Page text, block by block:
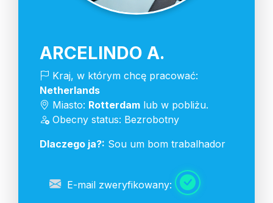
ARCELINDO A.
Kraj, w którym chcę pracować:
Netherlands
Miasto: Rotterdam lub w pobliżu.
Obecny status: Bezrobotny
Dlaczego ja?: Sou um bom trabalhador
E-mail zweryfikowany: